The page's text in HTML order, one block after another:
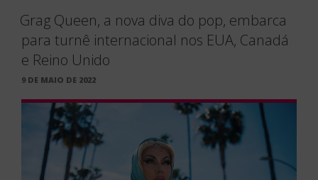
Grag Queen, a nova diva do pop, embarca
para turnê internacional nos EUA, Canadá
e Reino Unido
PUBLICADO
9 DE MAIO DE 2022